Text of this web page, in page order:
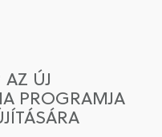
ÚJ
PROGRAMJA